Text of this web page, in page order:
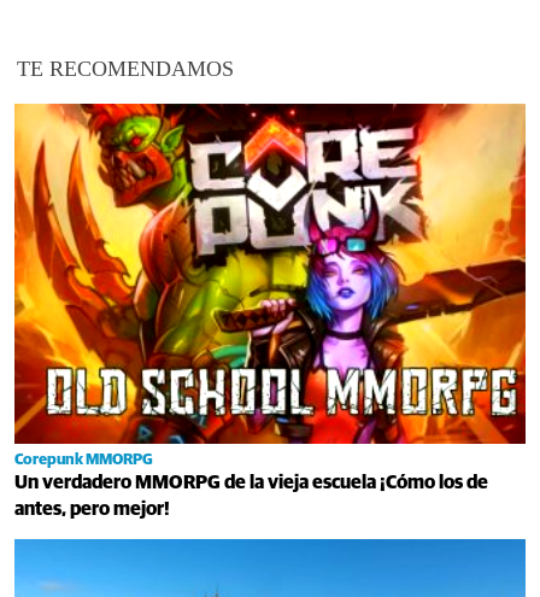
TE RECOMENDAMOS
Corepunk MMORPG
Un verdadero MMORPG de la vieja escuela ¡Cómo los de
antes, pero mejor!